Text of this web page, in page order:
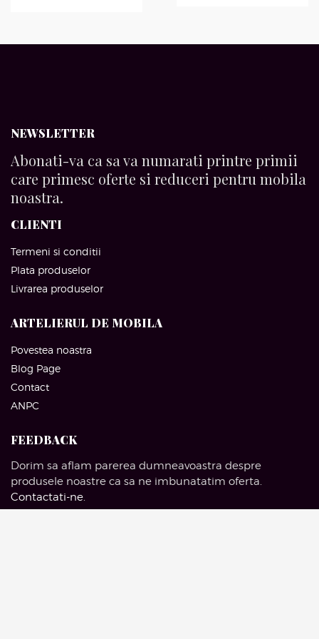
NEWSLETTER
Abonati-va ca sa va numarati printre primii
care primesc oferte si reduceri pentru mobila
noastra.
CLIENTI
Termeni si conditii
Plata produselor
Livrarea produselor
ARTELIERUL DE MOBILA
Povestea noastra
Blog Page
Contact
ANPC
FEEDBACK
Dorim sa aflam parerea dumneavoastra despre
produsele noastre ca sa ne imbunatatim oferta.
Contactati-ne